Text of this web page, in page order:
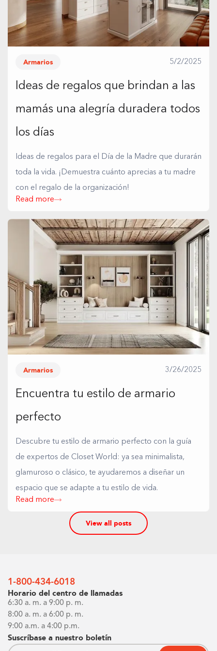
Armarios 5/2/2025
Ideas de regalos que brindan a las
mamás una alegría duradera todos
los días
Ideas de regalos para el Día de la Madre que durarán
toda la vida. ¡Demuestra cuánto aprecias a tu madre
con el regalo de la organización!
Read more
Armarios 3/26/2025
Encuentra tu estilo de armario
perfecto
Descubre tu estilo de armario perfecto con la guía
de expertos de Closet World: ya sea minimalista,
glamuroso o clásico, te ayudaremos a diseñar un
espacio que se adapte a tu estilo de vida.
Read more
View all posts
1-800-434-6018
Horario del centro de llamadas
6:30 a. m. a 9:00 p. m.
8:00 a. m. a 6:00 p. m.
9:00 a.m. a 4:00 p.m.
Suscríbase a nuestro boletín